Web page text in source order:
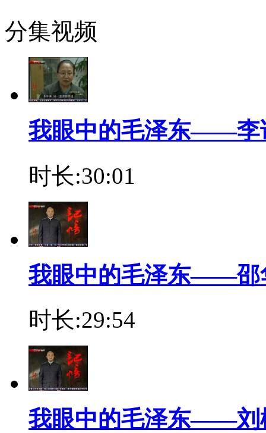
分集视频
我眼中的毛泽东——李
时长:30:01
我眼中的毛泽东——邵
时长:29:54
我眼中的毛泽东——刘